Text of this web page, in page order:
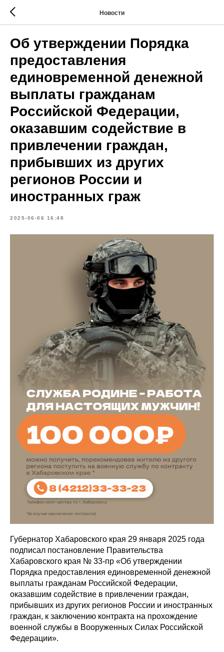
Новости
Об утверждении Порядка
предоставления
единовременной денежной
выплаты гражданам
Российской Федерации,
оказавшим содействие в
привлечении граждан,
прибывших из других
регионов России и
иностранных граж
2025-06-06 16:48
Губернатор Хабаровского края 29 января 2025 года
подписал постановление Правительства
Хабаровского края № 33-пр «Об утверждении
Порядка предоставления единовременной денежной
выплаты гражданам Российской Федерации,
оказавшим содействие в привлечении граждан,
прибывших из других регионов России и иностранных
граждан, к заключению контракта на прохождение
военной службы в Вооруженных Силах Российской
Федерации».